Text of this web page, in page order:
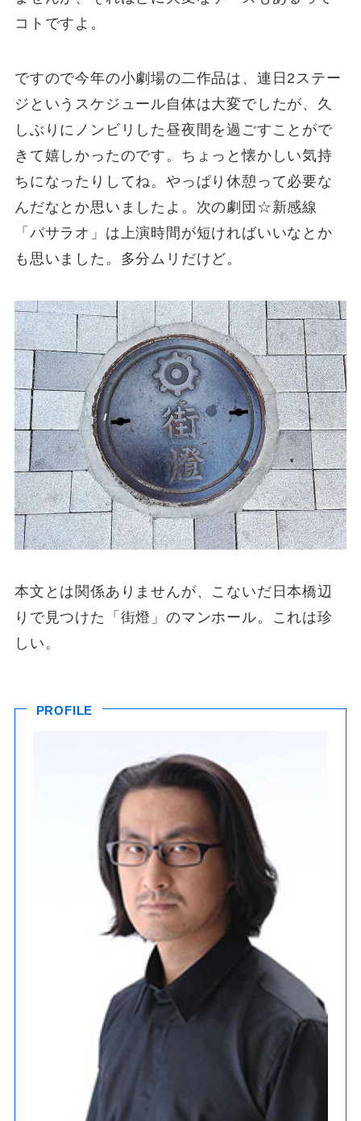
コトですよ。
ですので今年の小劇場の二作品は、連日2ステー
ジというスケジュール自体は大変でしたが、久
しぶりにノンビリした昼夜間を過ごすことがで
きて嬉しかったのです。ちょっと懐かしい気持
ちになったりしてね。やっぱり休憩って必要な
んだなとか思いましたよ。次の劇団☆新感線
「バサラオ」は上演時間が短ければいいなとか
も思いました。多分ムリだけど。
本文とは関係ありませんが、こないだ日本橋辺
りで見つけた「街燈」のマンホール。これは珍
しい。
PROFILE